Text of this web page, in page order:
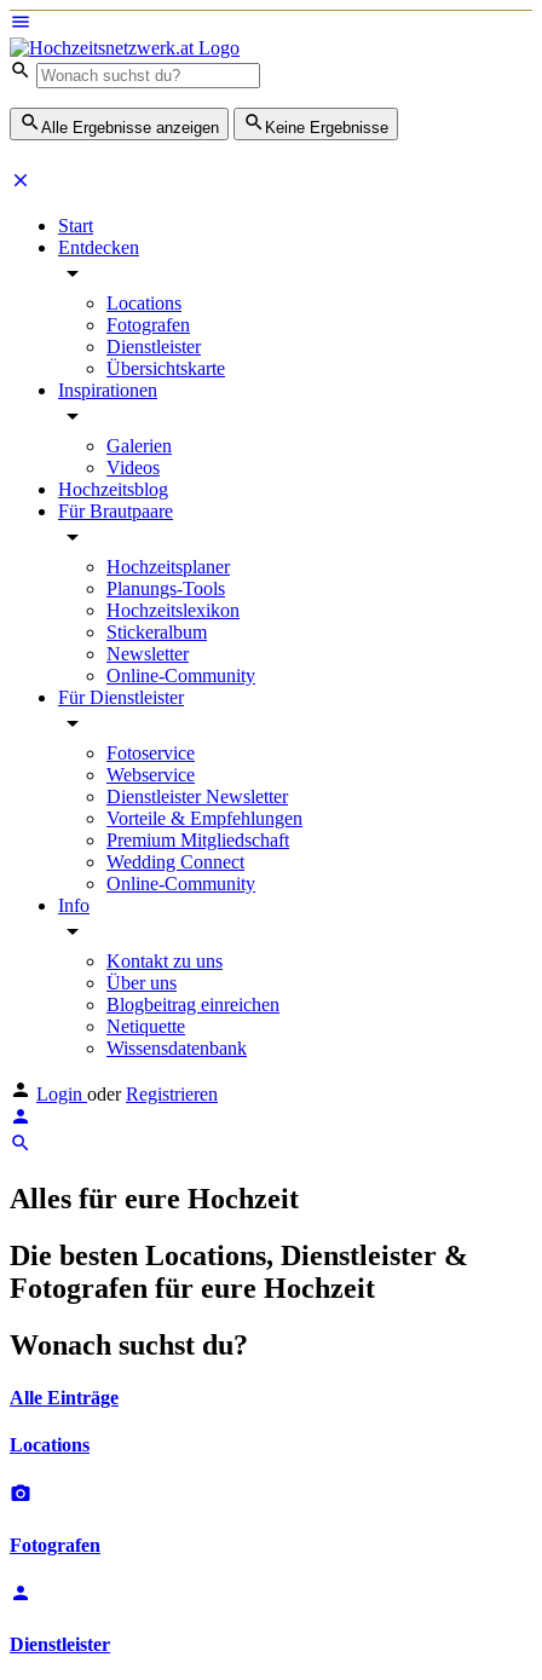
Alle Ergebnisse anzeigen Keine Ergebnisse
Start
Entdecken
Locations
Fotografen
Dienstleister
Übersichtskarte
Inspirationen
Galerien
Videos
Hochzeitsblog
Für Brautpaare
Hochzeitsplaner
Planungs-Tools
Hochzeitslexikon
Stickeralbum
Newsletter
Online-Community
Für Dienstleister
Fotoservice
Webservice
Dienstleister Newsletter
Vorteile & Empfehlungen
Premium Mitgliedschaft
Wedding Connect
Online-Community
Info
Kontakt zu uns
Über uns
Blogbeitrag einreichen
Netiquette
Wissensdatenbank
Login oder Registrieren
Alles für eure Hochzeit
Die besten Locations, Dienstleister &
Fotografen für eure Hochzeit
Wonach suchst du?
Alle Einträge
Locations
Fotografen
Dienstleister